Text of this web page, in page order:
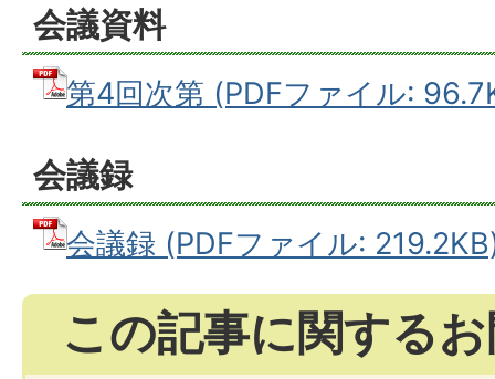
会議資料
第4回次第 (PDFファイル:
会議録
会議録 (PDFファイル:
この記事に関する